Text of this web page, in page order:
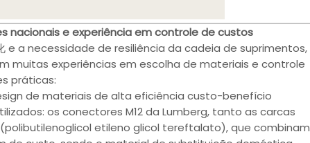
nacionais e experiência em controle de custos
a necessidade de resiliência da cadeia de suprimentos,
muitas experiências em escolha de materiais e controle
práticas:
de materiais de alta eficiência custo-benefício
os conectores M12 da Lumberg, tanto as carcas
etileno glicol tereftalato), que combinam